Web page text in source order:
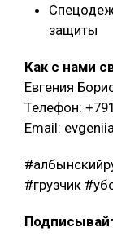
защиты
Как с нами
Евгения
Телефон:
Email:
#грузчик